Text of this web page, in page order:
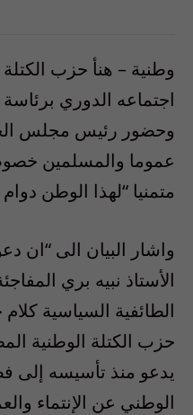
وطنية – هنأ حزب
اجتماعه الدوري
وحضور رئيس مجلس
عموما والمسلمين
متمنيا “لهذا الوطن
واشار البيان الى “ان
الأستاذ نبيه بري
الطائفية السياسية
حزب الكتلة الوطنية
يدعو منذ تأسيسه إلى
الوطني عن الإنتماء